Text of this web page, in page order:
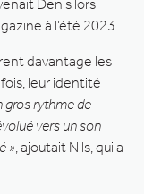
Denis lors
à l’été 2023.
davantage les
leur identité
gros rythme de
vers un son
» , ajoutait Nils, qui a